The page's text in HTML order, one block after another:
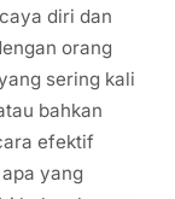
diri dan
orang
sering kali
bahkan
efektif
yang